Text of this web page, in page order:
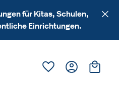
für Kitas, Schulen,
Einrichtungen.
Du hast 0